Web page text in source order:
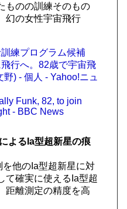
ものの訓練そのもの
幻の女性宇宙飛行
練プログラム候補
行へ。82歳で宇宙飛
) - 個人 - Yahoo!ニュ
Funk, 82, to join
- BBC News
よるIa型超新星の痕
他のIa型超新星に対
て確実に使えるIa型超
距離測定の精度を高